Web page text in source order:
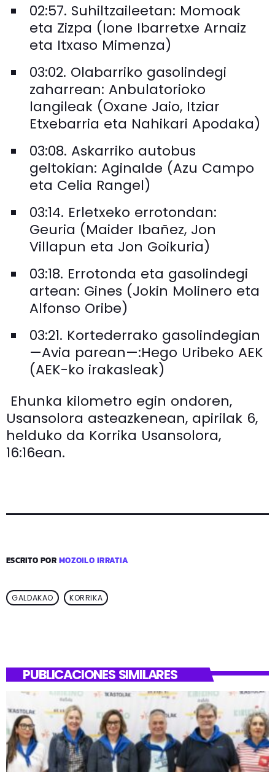
02:57. Suhiltzaileetan: Momoak
eta Zizpa (Ione Ibarretxe Arnaiz
eta Itxaso Mimenza)
03:02. Olabarriko gasolindegi
zaharrean: Anbulatorioko
langileak (Oxane Jaio, Itziar
Etxebarria eta Nahikari Apodaka)
03:08. Askarriko autobus
geltokian: Aginalde (Azu Campo
eta Celia Rangel)
03:14. Erletxeko errotondan:
Geuria (Maider Ibañez, Jon
Villapun eta Jon Goikuria)
03:18. Errotonda eta gasolindegi
artean: Gines (Jokin Molinero eta
Alfonso Oribe)
03:21. Kortederrako gasolindegian
—Avia parean—:Hego Uribeko AEK
(AEK-ko irakasleak)
Ehunka kilometro egin ondoren,
Usansolora asteazkenean, apirilak 6,
helduko da Korrika Usansolora,
16:16ean.
ESCRITO PORMOZOILO IRRATIA
GALDAKAO KORRIKA
PUBLICACIONES SIMILARES